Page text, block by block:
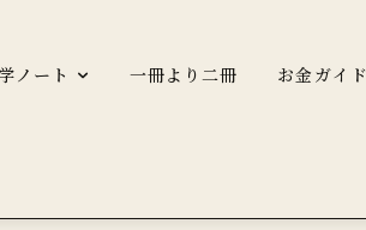
ノート 一冊より二冊 お金ガイド